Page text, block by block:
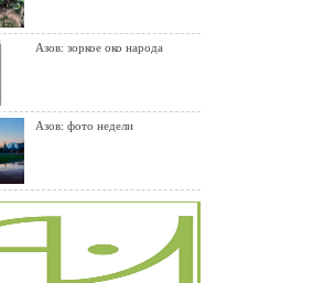
Азов: зоркое око народа
Азов: фото недели